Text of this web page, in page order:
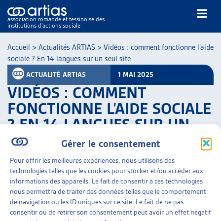
Gérer le consentement
Pour offrir les meilleures expériences, nous utilisons des
technologies telles que les cookies pour stocker et/ou accéder aux
informations des appareils. Le fait de consentir à ces technologies
nous permettra de traiter des données telles que le comportement
de navigation ou les ID uniques sur ce site. Le fait de ne pas
consentir ou de retirer son consentement peut avoir un effet négatif
association romande et tessinoise des
institutions d’actions sociale
NOS PUBLICATIONS
DOSSIERS DU MOIS
VEILLE
RESSOURCES
THÉMATIQUES
GUIDE SOCIAL ROMAND
AUTRES
Accueil > Actualités ARTIAS > Vidéos : comment fonctionne l’aide
sociale ? En 14 langues sur un seul site
ACTUALITÉ ARTIAS 1 MAI 2025
VIDÉOS : COMMENT
FONCTIONNE L’AIDE SOCIALE
? EN 14 LANGUES SUR UN
SEUL SITE
PARTAGER